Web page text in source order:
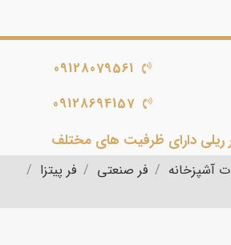
ریلی دارای ظرفیت های مختلف
09128079561
09128694157
آشپزخانه فر صنعتی
فر پیتزا